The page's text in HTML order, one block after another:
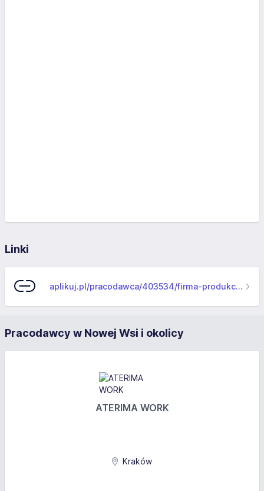
Linki
aplikuj.pl/pracodawca/403534/firma-produkcyjno-handlowo-uslugowa-dariusz-matuszewski
Pracodawcy w Nowej Wsi i okolicy
ATERIMA WORK
Kraków